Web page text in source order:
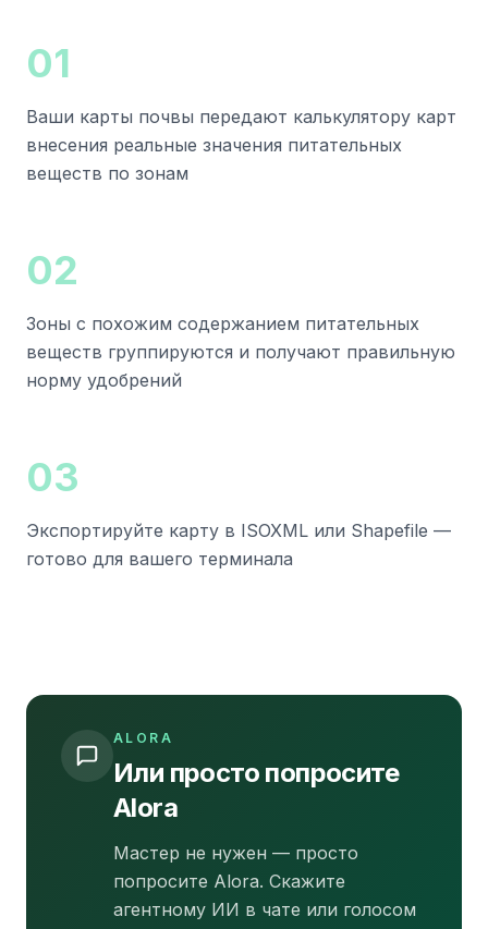
01
Ваши карты почвы передают калькулятору карт
внесения реальные значения питательных
веществ по зонам
02
Зоны с похожим содержанием питательных
веществ группируются и получают правильную
норму удобрений
03
Экспортируйте карту в ISOXML или Shapefile —
готово для вашего терминала
ALORA
Или просто попросите
Alora
Мастер не нужен — просто
попросите Alora. Скажите
агентному ИИ в чате или голосом